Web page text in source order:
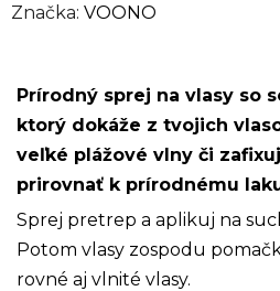
Značka: VOONO
Prírodný sprej na vlasy so
ktorý dokáže z tvojich
veľké plážové vlny či
prirovnať k prírodnému
Sprej pretrep a aplikuj na
Potom vlasy zospodu
rovné aj vlnité vlasy.